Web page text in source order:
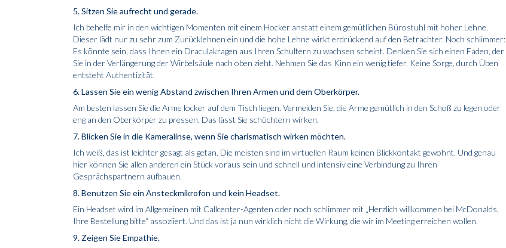
5. Sitzen Sie aufrecht und gerade.
Ich behelfe mir in den wichtigen Momenten mit einem Hocker anstatt einem gemütlichen Bürostuhl mit hoher Lehne.
Dieser lädt nur zu sehr zum Zurücklehnen ein und die hohe Lehne wirkt erdrückend auf den Betrachter. Noch schlimmer:
Es könnte sein, dass Ihnen ein Draculakragen aus Ihren Schultern zu wachsen scheint. Denken Sie sich einen Faden, der
Sie in der Verlängerung der Wirbelsäule nach oben zieht. Nehmen Sie das Kinn ein wenig tiefer. Keine Sorge, durch Üben
entsteht Authentizität.
6. Lassen Sie ein wenig Abstand zwischen Ihren Armen und dem Oberkörper.
Am besten lassen Sie die Arme locker auf dem Tisch liegen. Vermeiden Sie, die Arme gemütlich in den Schoß zu legen oder
eng an den Oberkörper zu pressen. Das lässt Sie schüchtern wirken.
7. Blicken Sie in die Kameralinse, wenn Sie charismatisch wirken möchten.
Ich weiß, das ist leichter gesagt als getan. Die meisten sind im virtuellen Raum keinen Blickkontakt gewohnt. Und genau
hier können Sie allen anderen ein Stück voraus sein und schnell und intensiv eine Verbindung zu Ihren
Gesprächspartnern aufbauen.
8. Benutzen Sie ein Ansteck­mikrofon und kein Headset.
Ein Headset wird im Allgemeinen mit Callcenter-Agenten oder noch schlimmer mit „Herzlich willkommen bei McDonalds,
Ihre Bestellung bitte“ assoziiert. Und das ist ja nun wirklich nicht die Wirkung, die wir im Meeting erreichen wollen.
9. Zeigen Sie Empathie.